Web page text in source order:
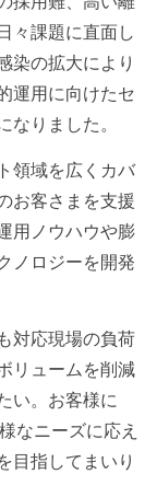
々課題に直面し
染の拡大により
運用に向けたセ
りました。
領域を広くカバ
お客さまを支援
用ノウハウや膨
ノロジーを開発
対応現場の負荷
リュームを削減
い。お客様に
なニーズに応え
目指してまいり